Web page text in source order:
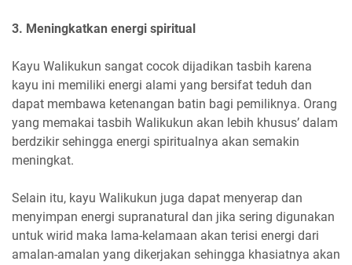
3. Meningkatkan energi spiritual
Kayu Walikukun sangat cocok dijadikan tasbih karena
kayu ini memiliki energi alami yang bersifat teduh dan
dapat membawa ketenangan batin bagi pemiliknya. Orang
yang memakai tasbih Walikukun akan lebih khusus’ dalam
berdzikir sehingga energi spiritualnya akan semakin
meningkat.
Selain itu, kayu Walikukun juga dapat menyerap dan
menyimpan energi supranatural dan jika sering digunakan
untuk wirid maka lama-kelamaan akan terisi energi dari
amalan-amalan yang dikerjakan sehingga khasiatnya akan